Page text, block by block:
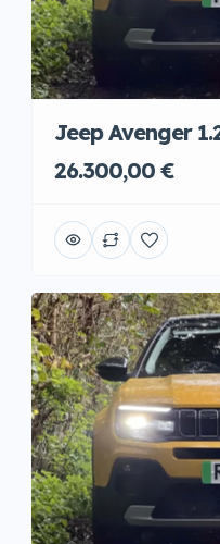
Jeep Avenger
26.300,00 €